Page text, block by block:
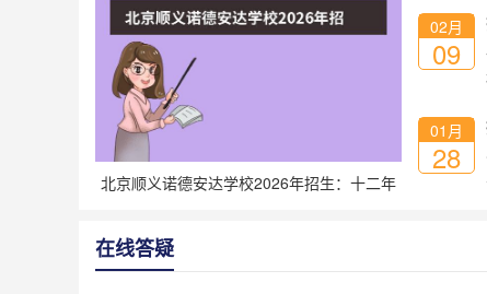
北京顺义诺德安达学校2026年招生：十二年
02月
09
01月
28
在线答疑